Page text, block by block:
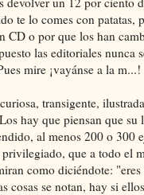
te lo comes con
o por que los han
las editoriales
mire ¡vayánse a la m...!
transigente,
hay que piensan que
al menos 200 o 300
que a todo el
como diciéndote:
cosas se notan, hay si